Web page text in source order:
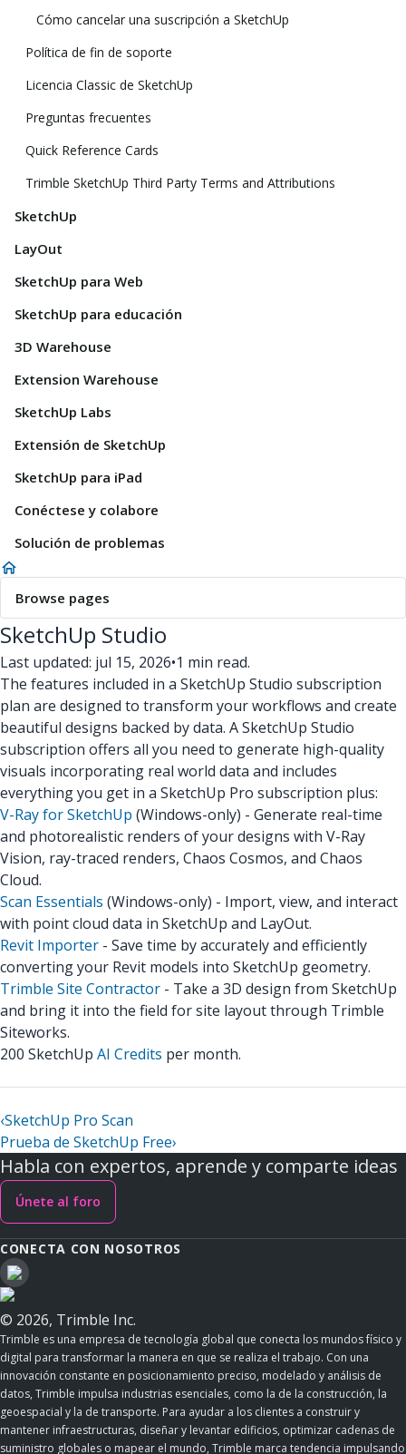
Cómo cancelar una suscripción a SketchUp
Política de fin de soporte
Licencia Classic de SketchUp
Preguntas frecuentes
Quick Reference Cards
Trimble SketchUp Third Party Terms and Attributions
SketchUp
LayOut
SketchUp para Web
SketchUp para educación
3D Warehouse
Extension Warehouse
SketchUp Labs
Extensión de SketchUp
SketchUp para iPad
Conéctese y colabore
Solución de problemas
Browse pages
SketchUp Studio
Last updated: jul 15, 2026•1 min read.
The features included in a SketchUp Studio subscription
plan are designed to transform your workflows and create
beautiful designs backed by data. A SketchUp Studio
subscription offers all you need to generate high-quality
visuals incorporating real world data and includes
everything you get in a SketchUp Pro subscription plus:
V-Ray for SketchUp (Windows-only) - Generate real-time
and photorealistic renders of your designs with V-Ray
Vision, ray-traced renders, Chaos Cosmos, and Chaos
Cloud.
Scan Essentials (Windows-only) - Import, view, and interact
with point cloud data in SketchUp and LayOut.
Revit Importer - Save time by accurately and efficiently
converting your Revit models into SketchUp geometry.
Trimble Site Contractor - Take a 3D design from SketchUp
and bring it into the field for site layout through Trimble
Siteworks.
200 SketchUp AI Credits per month.
‹SketchUp Pro Scan
Prueba de SketchUp Free›
Habla con expertos, aprende y comparte ideas
Únete al foro
CONECTA CON NOSOTROS
© 2026, Trimble Inc.
Trimble es una empresa de tecnología global que conecta los mundos físico y
digital para transformar la manera en que se realiza el trabajo. Con una
innovación constante en posicionamiento preciso, modelado y análisis de
datos, Trimble impulsa industrias esenciales, como la de la construcción, la
geoespacial y la de transporte. Para ayudar a los clientes a construir y
mantener infraestructuras, diseñar y levantar edificios, optimizar cadenas de
suministro globales o mapear el mundo, Trimble marca tendencia impulsando